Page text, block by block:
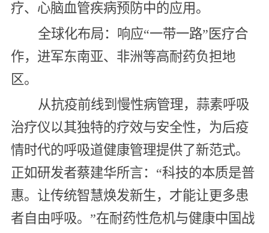
疗、心脑血管疾病预防中的应用。
全球化布局：响应“一带一路”医疗合
作，进军东南亚、非洲等高耐药负担地
区。
从抗疫前线到慢性病管理，蒜素呼吸
治疗仪以其独特的疗效与安全性，为后疫
情时代的呼吸道健康管理提供了新范式。
正如研发者蔡建华所言：“科技的本质是普
惠。让传统智慧焕发新生，才能让更多患
者自由呼吸。”在耐药性危机与健康中国战